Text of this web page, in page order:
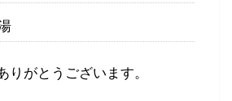
りがとうございます。